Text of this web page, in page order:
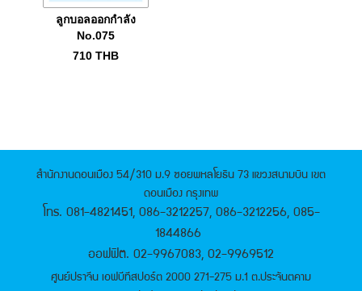
ลูกบอลออกกำลัง
No.075
710 THB
สำนักงานดอนเมือง 54/310 ม.9 ซอยพหลโยธิน 73 แขวงสนามบิน เขต
ดอนเมือง กรุงเทพ
โทร. 081-4821451, 086-3212257, 086-3212256, 085-
1844866
ออฟฟิต. 02-9967083, 02-9969512
ศูนย์ปราจีน เอฟบีทีสปอร์ต 2000 271-275 ม.1 ต.ประจันตคาม